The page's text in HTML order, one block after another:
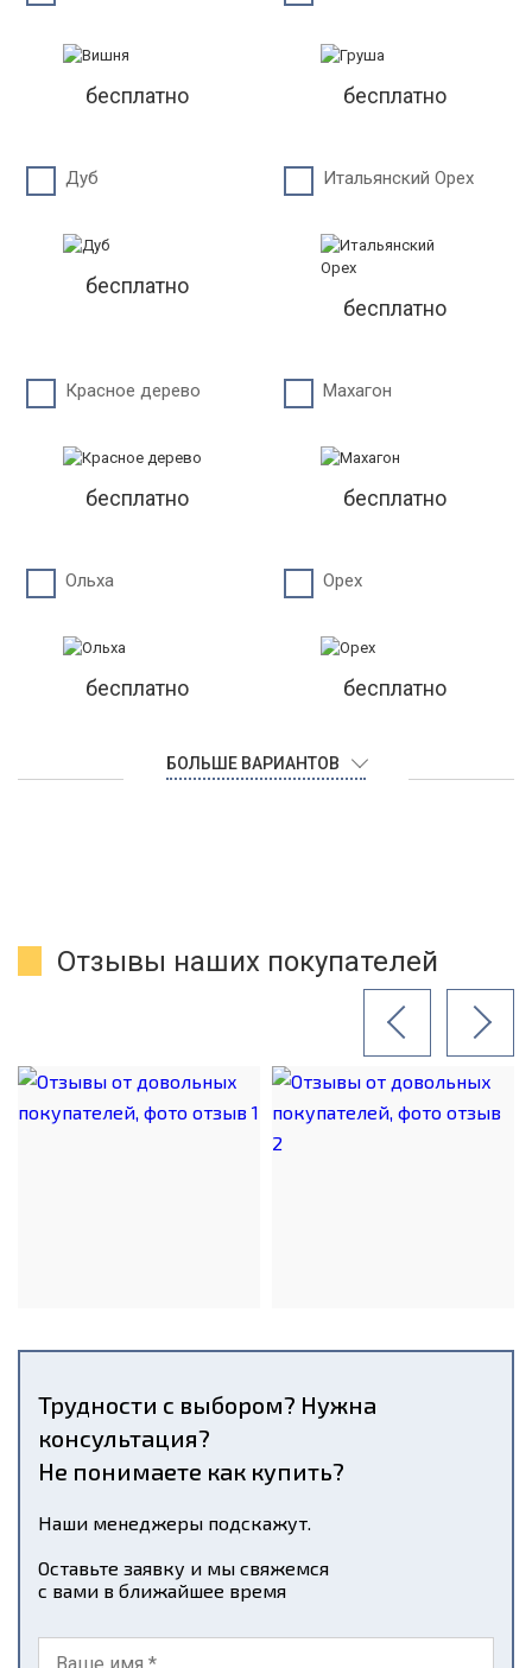
бесплатно бесплатно
Дуб
бесплатно
Итальянский Орех
бесплатно
Красное дерево
бесплатно
Махагон
бесплатно
Ольха
бесплатно
Орех
бесплатно
БОЛЬШЕ ВАРИАНТОВ
Отзывы наших покупателей
Трудности с выбором? Нужна
консультация?
Не понимаете как купить?
Наши менеджеры подскажут.
Оставьте заявку и мы свяжемся
с вами в ближайшее время